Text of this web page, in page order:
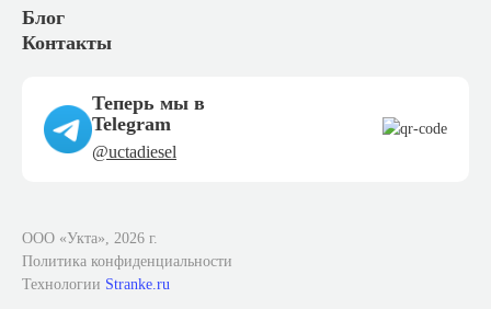
Блог
Контакты
Теперь мы в
Telegram
@uctadiesel
ООО «Укта», 2026 г.
Политика конфиденциальности
Технологии Stranke.ru